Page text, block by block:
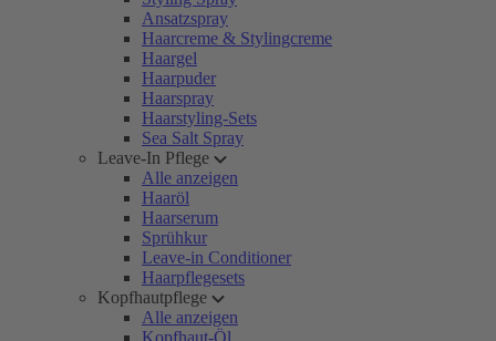
Ansatzspray
Haarcreme & Stylingcreme
Haargel
Haarpuder
Haarspray
Haarstyling-Sets
Sea Salt Spray
Leave-In Pflege
Alle anzeigen
Haaröl
Haarserum
Sprühkur
Leave-in Conditioner
Haarpflegesets
Kopfhautpflege
Alle anzeigen
Kopfhaut-Öl